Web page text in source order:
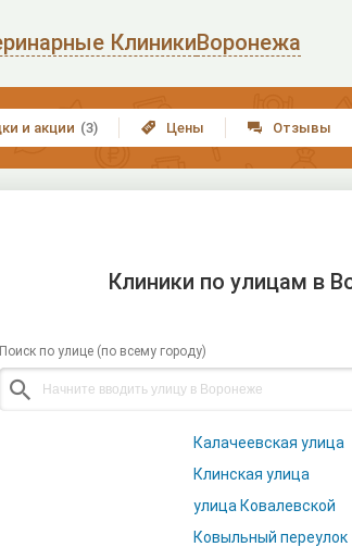
КлиникиВоронежа
 Отзывы
 Цены
и акции (3)
Клиники по улицам в
Поиск по улице (по всему городу)
Калачеевская улица
Клинская улица
улица Ковалевской
Ковыльный переулок